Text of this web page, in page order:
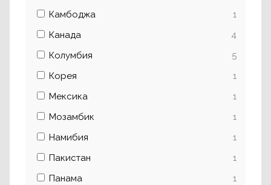
Камбоджа
1
Канада
4
Колумбия
5
Корея
1
Мексика
1
Мозамбик
1
Намибия
1
Пакистан
1
Панама
1